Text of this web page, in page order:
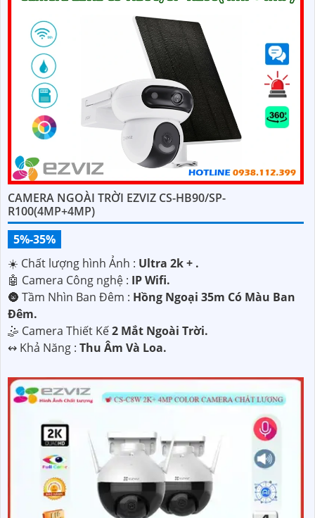
CAMERA NGOÀI TRỜI EZVIZ CS-HB90/SP-
R100(4MP+4MP)
5%-35%
☀️ Chất lượng hình Ảnh : Ultra 2k + .
🤖️ Camera Công nghệ : IP Wifi.
🌚 Tầm Nhìn Ban Đêm : Hồng Ngoại 35m Có Màu Ban
Ðêm.
🤹 Camera Thiết Kế2 Mắt Ngoài Trời.
️↭ Khả Năng : Thu Âm Và Loa.